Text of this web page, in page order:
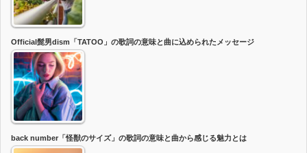
Official髭男dism「TATOO」の歌詞の意味と曲に込められたメッセージ
back number「怪獣のサイズ」の歌詞の意味と曲から感じる魅力とは